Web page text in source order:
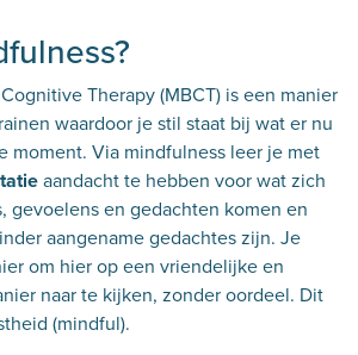
Therapy (MBCT) is een manier
waardoor je stil staat bij wat er nu
moment. Via mindfulness leer je met
aandacht te hebben voor wat zich
gevoelens en gedachten komen en
aangename gedachtes zijn. Je
om hier op een vriendelijke en
naar te kijken, zonder oordeel. Dit
(mindful).